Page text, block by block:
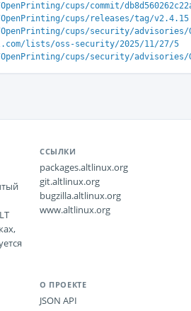
cups/commit/
cups/releases/tag/v2.4.15
cups/security/advisories/
lists/oss-security/2025/11/27/5
cups/security/advisories/
ССЫЛКИ
packages.altlinux.org
git.altlinux.org
bugzilla.altlinux.org
www.altlinux.org
О ПРОЕКТЕ
JSON API